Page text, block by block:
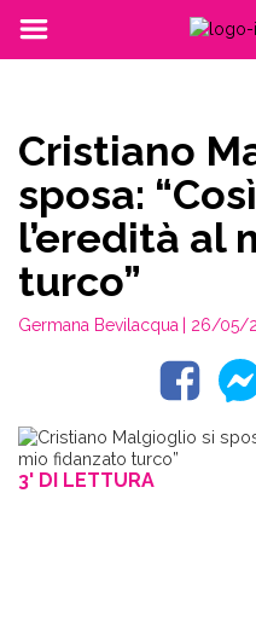
Cristiano
sposa:
l’eredità al
turco”
Germana Bevilacqua | 26/05/
3' DI LETTURA